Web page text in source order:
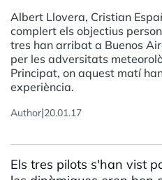
Albert Llovera, Cristian
complert els objectius
tres han arribat a Buenos
per les adversitats
Principat, on aquest matí
experiència.
Author|20.01.17
Els tres pilots s'han vist